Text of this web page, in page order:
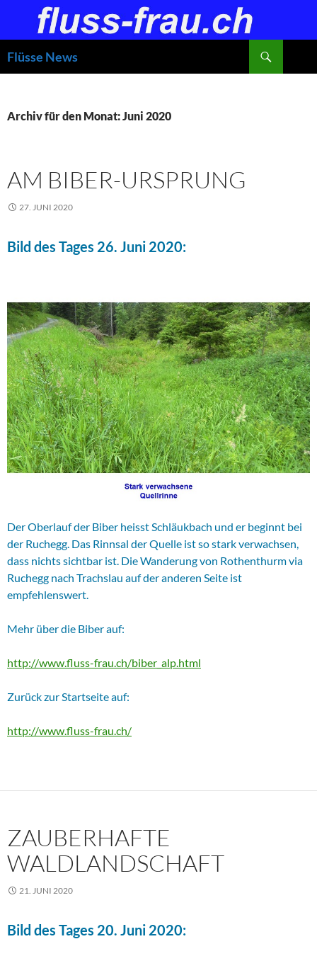
springen
Flüsse News
Archiv für den Monat: Juni 2020
AM BIBER-URSPRUNG
27. JUNI 2020
Bild des Tages 26. Juni 2020:
Der Oberlauf der Biber heisst Schläukbach und er beginnt bei
der Ruchegg. Das Rinnsal der Quelle ist so stark verwachsen,
dass nichts sichtbar ist. Die Wanderung von Rothenthurm via
Ruchegg nach Trachslau auf der anderen Seite ist
empfehlenswert.
Mehr über die Biber auf:
http://www.fluss-frau.ch/biber_alp.html
Zurück zur Startseite auf:
http://www.fluss-frau.ch/
ZAUBERHAFTE
WALDLANDSCHAFT
21. JUNI 2020
Bild des Tages 20. Juni 2020: